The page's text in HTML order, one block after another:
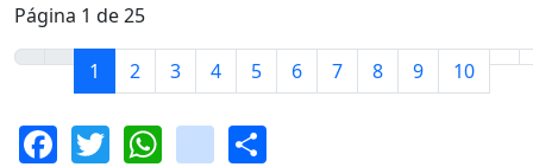
Página 1 de 25
1 2 3 4 5 6 7 8 9 10
Facebook
Twitter
WhatsApp
instagram